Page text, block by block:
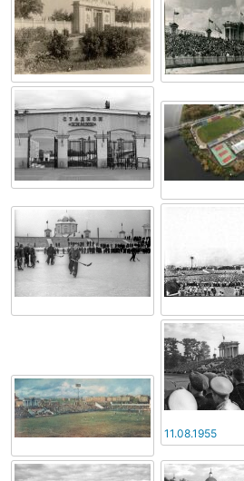
11.08.1955